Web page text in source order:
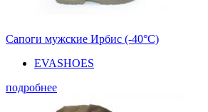
Сапоги мужские Ирбис (-40°С)
EVASHOES
подробнее